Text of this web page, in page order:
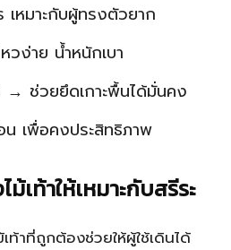
หมาะกับผู้ทรงตัวยาก
ง่าย น้ำหนักเบา
ช่วยยึดเกาะพื้นได้มั่นคง
เพื่อคงประสิทธิภาพ
เท้าให้เหมาะกับสรีระ
ท้าที่ถูกต้องช่วยให้ผู้ใช้เดินได้